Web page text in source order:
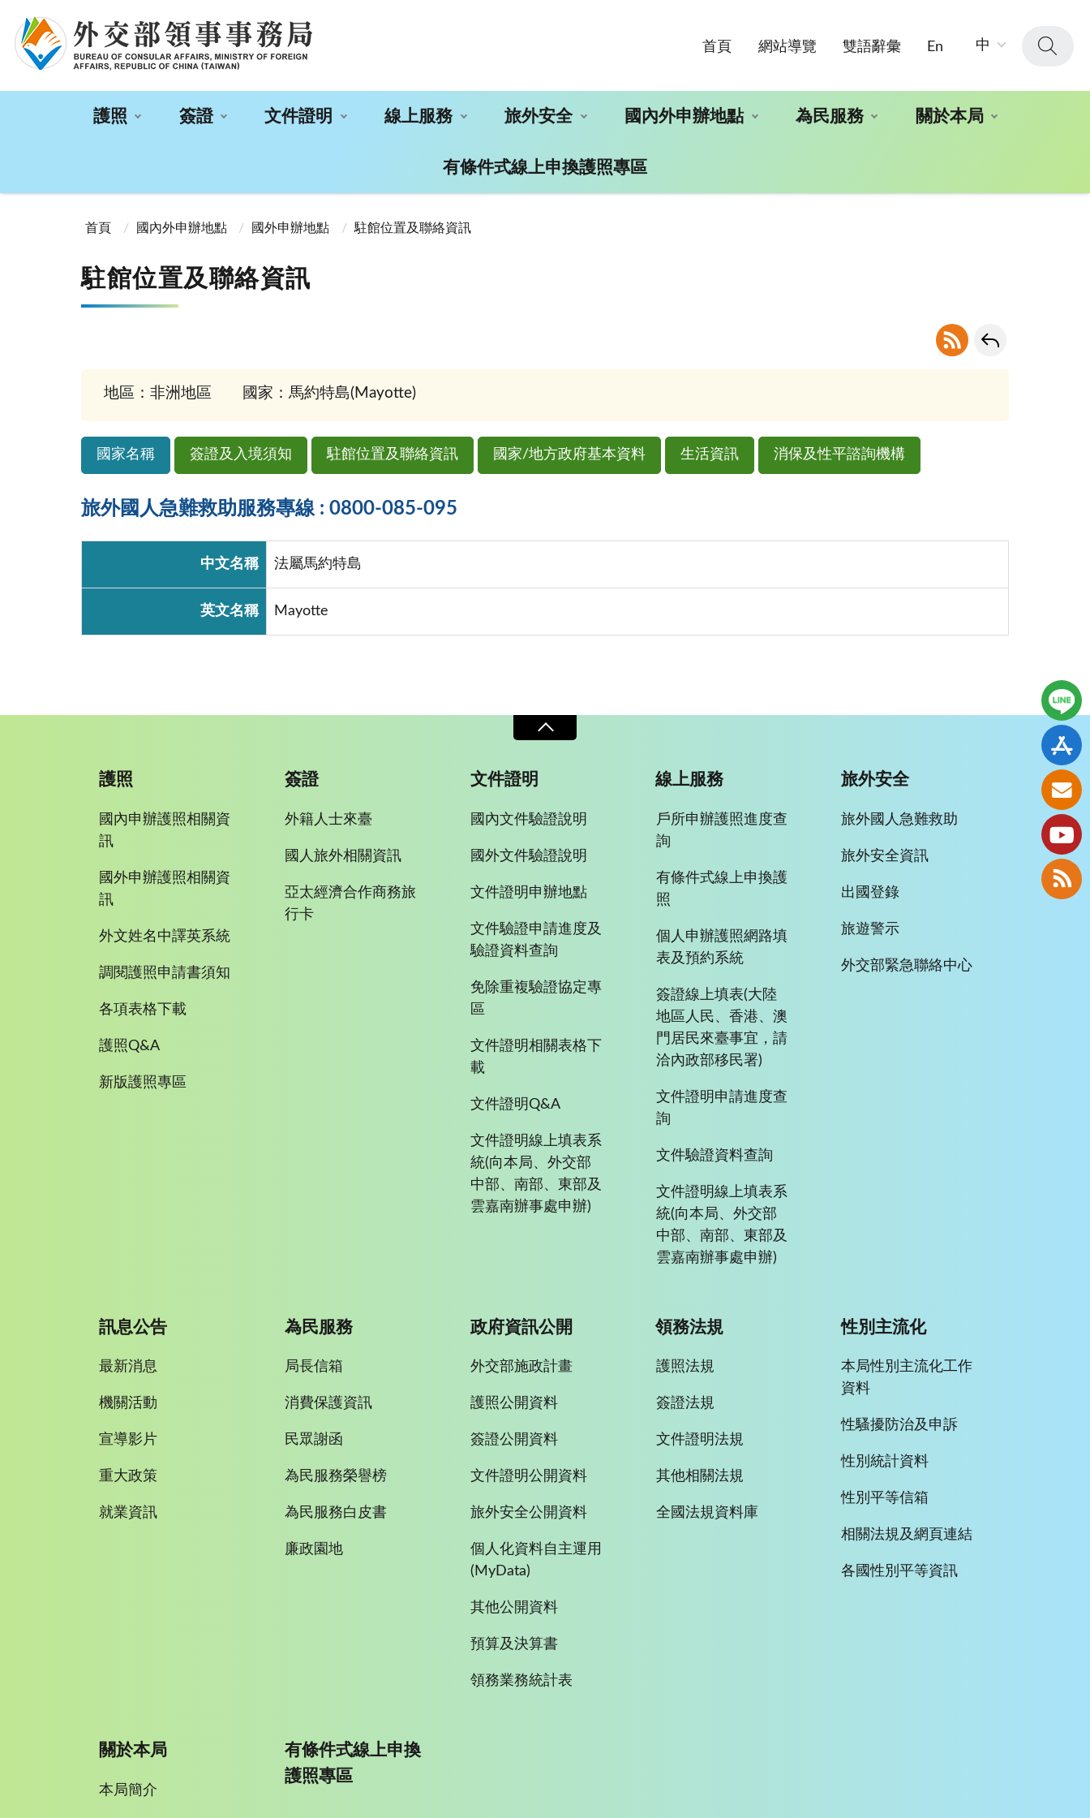
首頁 網站導覽 雙語辭彙 En 中
護照 簽證 文件證明 線上服務 旅外安全 國內外申辦地點 為民服務 關於本局
有條件式線上申換護照專區
首頁
國內外申辦地點 國外申辦地點 駐館位置及聯絡資訊
駐館位置及聯絡資訊
地區：非洲地區 國家：馬約特島(Mayotte)
國家名稱 簽證及入境須知 駐館位置及聯絡資訊 國家/地方政府基本資料 生活資訊 消保及性平諮詢機構
旅外國人急難救助服務專線 : 0800-085-095
中文名稱 法屬馬約特島
英文名稱 Mayotte
護照
國內申辦護照相關資
訊
國外申辦護照相關資
訊
外文姓名中譯英系統
調閱護照申請書須知
各項表格下載
護照Q&A
新版護照專區
簽證
外籍人士來臺
國人旅外相關資訊
亞太經濟合作商務旅
行卡
文件證明
國內文件驗證說明
國外文件驗證說明
文件證明申辦地點
文件驗證申請進度及
驗證資料查詢
免除重複驗證協定專
區
文件證明相關表格下
載
文件證明Q&A
文件證明線上填表系
統(向本局、外交部
中部、南部、東部及
雲嘉南辦事處申辦)
線上服務
戶所申辦護照進度查
詢
有條件式線上申換護
照
個人申辦護照網路填
表及預約系統
簽證線上填表(大陸
地區人民、香港、澳
門居民來臺事宜，請
洽內政部移民署)
文件證明申請進度查
詢
文件驗證資料查詢
文件證明線上填表系
統(向本局、外交部
中部、南部、東部及
雲嘉南辦事處申辦)
旅外安全
旅外國人急難救助
旅外安全資訊
出國登錄
旅遊警示
外交部緊急聯絡中心
訊息公告
最新消息
機關活動
宣導影片
重大政策
就業資訊
為民服務
局長信箱
消費保護資訊
民眾謝函
為民服務榮譽榜
為民服務白皮書
廉政園地
政府資訊公開
外交部施政計畫
護照公開資料
簽證公開資料
文件證明公開資料
旅外安全公開資料
個人化資料自主運用
(MyData)
其他公開資料
預算及決算書
領務業務統計表
領務法規
護照法規
簽證法規
文件證明法規
其他相關法規
全國法規資料庫
性別主流化
本局性別主流化工作
資料
性騷擾防治及申訴
性別統計資料
性別平等信箱
相關法規及網頁連結
各國性別平等資訊
關於本局
本局簡介
有條件式線上申換
護照專區